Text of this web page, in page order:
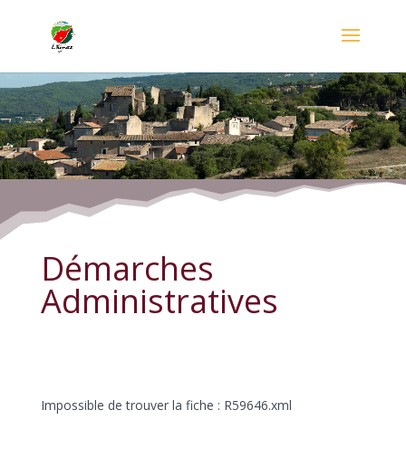
Démarches Administratives
Démarches
Administratives
Impossible de trouver la fiche : R59646.xml